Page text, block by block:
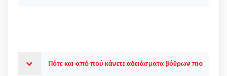
Πότε και από πού κάνετε αδειάσματα βόθρων πιο